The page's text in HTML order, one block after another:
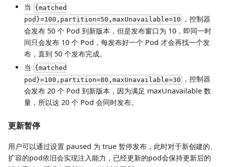
当
{matched
pod}=100,partition=50,maxUnavailable=10
，控制器
会发布 50 个 Pod 到新版本，但是发布窗口为 10，即同一时
间只会发布 10 个 Pod，每发布好一个 Pod 才会再找一个发
布，直到 50 个发布完成。
当
{matched
pod}=100,partition=80,maxUnavailable=30
，控制器
会发布 20 个 Pod 到新版本，因为满足 maxUnavailable 数
量，所以这 20 个 Pod 会同时发布。
更新暂停
用户可以通过设置 paused 为 true 暂停发布，此时对于新创建的、
扩容的pod依旧会实现注入能力，已经更新的pod会保持更新后的